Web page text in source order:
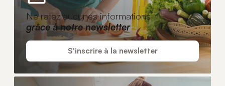
Ne ratez aucunes informations
grâce à notre newsletter
S'inscrire à la newsletter